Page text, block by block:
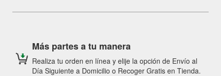
Más partes a tu manera
Realiza tu orden en línea y elije la opción de Envío al
Día Siguiente a Domicilio o Recoger Gratis en Tienda.